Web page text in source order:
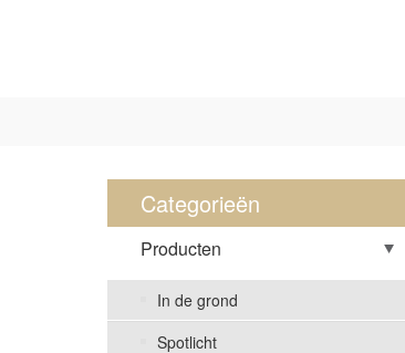
Categorieën
Producten
In de grond
Spotlicht